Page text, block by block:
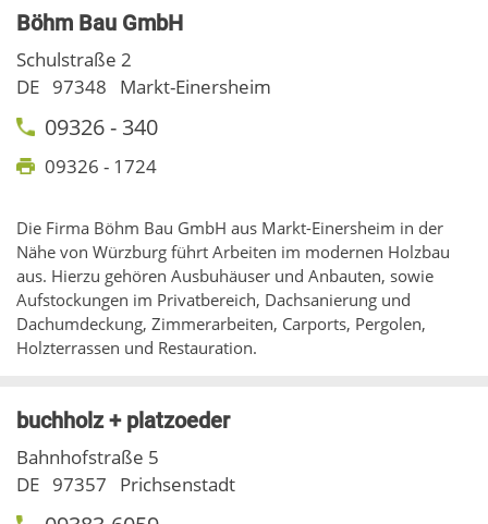
Böhm Bau GmbH
Schulstraße 2
DE 97348 Markt-Einersheim
09326 - 340
09326 - 1724
Die Firma Böhm Bau GmbH aus Markt-Einersheim in der
Nähe von Würzburg führt Arbeiten im modernen Holzbau
aus. Hierzu gehören Ausbuhäuser und Anbauten, sowie
Aufstockungen im Privatbereich, Dachsanierung und
Dachumdeckung, Zimmerarbeiten, Carports, Pergolen,
Holzterrassen und Restauration.
buchholz + platzoeder
Bahnhofstraße 5
DE 97357 Prichsenstadt